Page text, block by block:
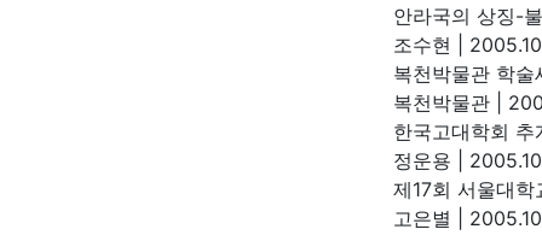
안라국의 상징-
조수현
복천박물관 학술
복천박물관
한국고대학회 추
정운용
제17회 서울대
고은별